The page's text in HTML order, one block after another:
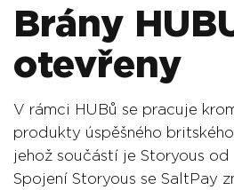
Brány
otevřeny
V rámci HUBů se pracuje
produkty úspěšného
jehož součástí je Storyous od
Spojení Storyous se SaltPay